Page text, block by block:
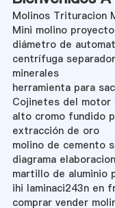
Molinos Trituracion
Mini molino
diámetro de
centrífuga
minerales
herramienta para
Cojinetes del motor
alto cromo fundido
extracción de oro
molino de cemento
diagrama
martillo de aluminio
ihi laminaci243n en
comprar vender